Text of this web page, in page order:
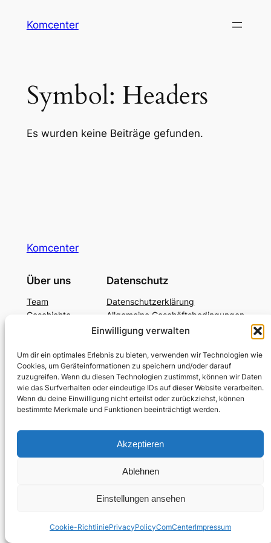
Einwilligung verwalten
Um dir ein optimales Erlebnis zu bieten, verwenden wir Technologien wie
Cookies, um Geräteinformationen zu speichern und/oder darauf
zuzugreifen. Wenn du diesen Technologien zustimmst, können wir Daten
wie das Surfverhalten oder eindeutige IDs auf dieser Website verarbeiten.
Wenn du deine Einwilligung nicht erteilst oder zurückziehst, können
bestimmte Merkmale und Funktionen beeinträchtigt werden.
Akzeptieren
Ablehnen
Einstellungen ansehen
Cookie-RichtliniePrivacyPolicyComCenterImpressum
InhaltKomcenter
Symbol: Headers
Es wurden keine Beiträge gefunden.
Komcenter
Über uns
Team
Geschichte
Datenschutz
Datenschutzerklärung
Allgemeine Geschäftsbedingungen
Kontaktiere uns
Social
Facebook
Instagram
Twitter/X
WordPress